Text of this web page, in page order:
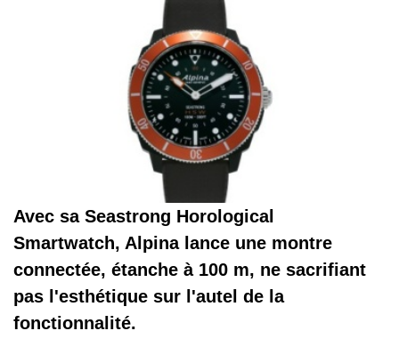
Avec sa Seastrong Horological
Smartwatch, Alpina lance une montre
connectée, étanche à 100 m, ne sacrifiant
pas l'esthétique sur l'autel de la
fonctionnalité.